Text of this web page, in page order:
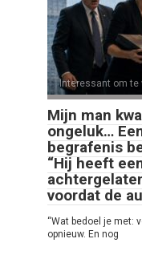
Interessant om te
Mijn man
ongeluk…
begrafenis
“Hij heeft
voordat de
“Wat bedoel je met:
opnieuw. En nog